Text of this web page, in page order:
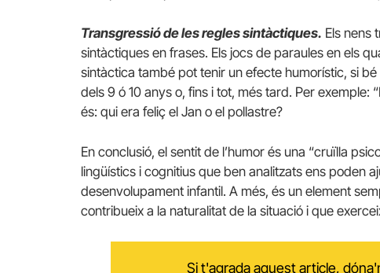
Transgressió de les regles sintàctiques. Els nens
sintàctiques en frases. Els jocs de paraules en els
sintàctica també pot tenir un efecte humorístic, si
dels 9 ó 10 anys o, fins i tot, més tard. Per exemple:
és: qui era feliç el Jan o el pollastre?
En conclusió, el sentit de l’humor és una “cruïlla
lingüístics i cognitius que ben analitzats ens poden
desenvolupament infantil. A més, és un element
contribueix a la naturalitat de la situació i que
Si t'agrada aquest article,